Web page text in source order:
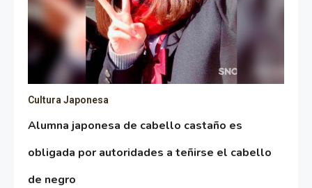
Cultura Japonesa
Alumna japonesa de cabello castaño es
obligada por autoridades a teñirse el cabello
de negro